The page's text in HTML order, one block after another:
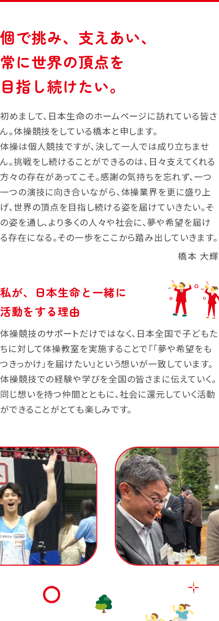
コーポレートスポーツチーム
野球部
女子卓球部（日本生命レッドエルフ）
競技団体
日本オリンピック委員会・
日本パラリンピック委員会
バスケットボール
日本バスケットボール協会（JBA）
日本車いすバスケットボール連盟
（JWBF）
B.LEAGUE
野球
日本野球機構（NPB）
空手
トピックス
にっせーのせ！
コーポレートサイト
個で挑み、 支えあい、
常に世界の頂点を
目指 し続けたい。
初めまして、日本生命のホームページに訪れている皆さ
ん。体操競技をしている橋本と申します。
体操は個人競技ですが、決して一人では成り立ちませ
ん。挑戦をし続けることができるのは、日々支えてくれる
方々の存在があってこそ。感謝の気持ちを忘れず、一つ
一つの演技に向き合いながら、体操業界を更に盛り上
げ、世界の頂点を目指し続ける姿を届けていきたい。そ
の姿を通し、より多くの人々や社会に、夢や希望を届け
る存在になる。その一歩をここから踏み出していきます。
橋本 大輝
私が、
日本生命と一緒に
活動をする理由
体操競技のサポートだけではなく、日本全国で子どもた
ちに対して体操教室を実施することで『「夢や希望をも
つきっかけ」を届けたい』という想いが一致しています。
体操競技での経験や学びを全国の皆さまに伝えていく。
同じ想いを持つ仲間とともに、社会に還元していく活動
ができることがとても楽しみです。